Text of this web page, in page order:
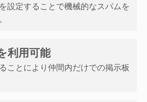
設定することで機械的なスパムを
利用可能
ことにより仲間内だけでの掲示板